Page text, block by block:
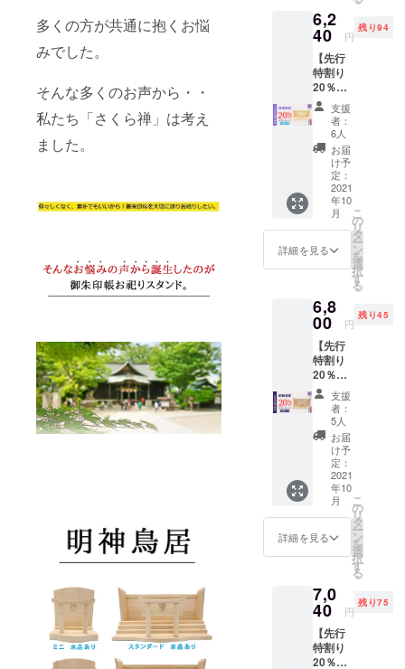
多くの方が共通に抱くお悩
みでした。
そんな多くのお声から・・
私たち「さくら禅」は考え
ました。
致しま
す。
ニ・水
晶あ
り） ×
１社 ■
特典：
特製オ
リジナ
ル「黄
金の開
運根
付」 ×
１点 ※
製造状
況によ
り出荷
時期が
遅れる
致しま
す。
売価
格：
4,800円
（税・
送料
込）の
【20％
OFF】
⇒3,840
円
（税・
送料
込） ■
明神鳥
居付き
御朱印
帳お祀
ニ・水
晶あ
り） ×
１社 ■
特典：
特製オ
リジナ
ル「黄
金の開
運根
付」 ×
１点 ※
製造状
況によ
り出荷
時期が
遅れる
致しま
す。
6,2
40 円
残り94
【先行
特割り
20％】
神明鳥
居・御
朱印帳
お祀り
スタン
ド（ス
タン
ダー
ド・水
晶あ
り） ★
特典付
き★
【100名
限定】
■一般販
売価
格：
7,800円
（税・
送料
込）の
【20％
OFF】
⇒6,240
（税・
送料
込） ■
神明鳥
居付き
ンド
（スタ
ンダー
ド・水
晶あ
り） ×
支援
者：
6人
お届
け予
定：
2021
年10
月
詳細を見る
こ
の
リ
タ
ー
ン
を
選
択
す
る
6,8
00 円
残り45
【先行
特割り
20％】
明神鳥
居・御
朱印帳
お祀り
スタン
ド（ス
タン
ダー
ド・水
晶な
し）★
特典付
き★
限定】
■一般販
売価
格：
8,500円
（税・
支援
者：
5人
お届
け予
定：
2021
年10
月
詳細を見る
こ
の
リ
タ
ー
ン
を
選
択
す
る
7,0
40 円
残り75
【先行
特割り
20％】